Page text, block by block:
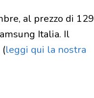
al prezzo di 129
Italia. Il
leggi qui la nostra